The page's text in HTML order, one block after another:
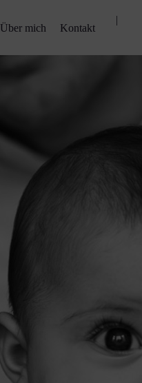
Über mich Kontakt
|